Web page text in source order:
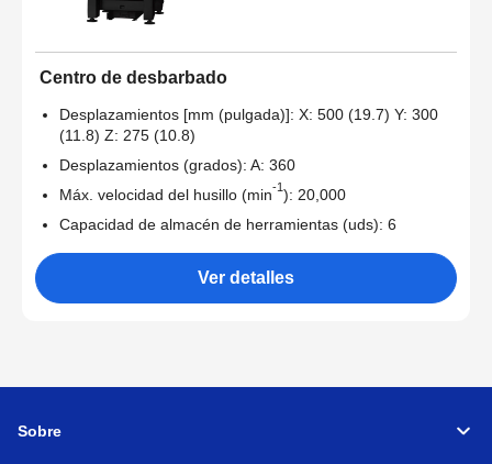
Centro de desbarbado
Desplazamientos [mm (pulgada)]: X: 500 (19.7) Y: 300
(11.8) Z: 275 (10.8)
Desplazamientos (grados): A: 360
Máx. velocidad del husillo (min-1 ): 20,000
Capacidad de almacén de herramientas (uds): 6
Ver detalles
Sobre